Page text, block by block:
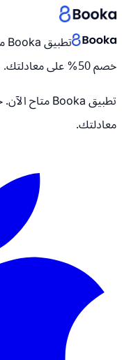
تطبيق Booka متاح
خصم 50% على معادلتك.
تطبيق Booka متاح الآن. حمّله اليوم واحصل على
معادلتك.